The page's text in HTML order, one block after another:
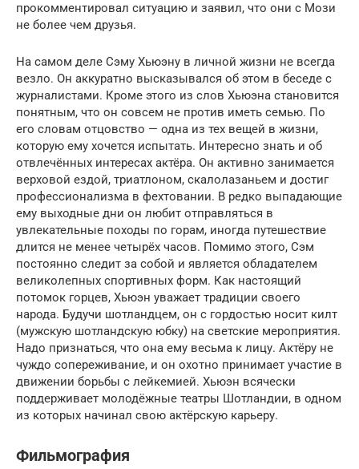
прокомментировал ситуацию и заявил, что они с Мози
не более чем друзья.
На самом деле Сэму Хьюэну в личной жизни не всегда
везло. Он аккуратно высказывался об этом в беседе с
журналистами. Кроме этого из слов Хьюэна становится
понятным, что он совсем не против иметь семью. По
его словам отцовство — одна из тех вещей в жизни,
которую ему хочется испытать. Интересно знать и об
отвлечённых интересах актёра. Он активно занимается
верховой ездой, триатлоном, скалолазаньем и достиг
профессионализма в фехтовании. В редко выпадающие
ему выходные дни он любит отправляться в
увлекательные походы по горам, иногда путешествие
длится не менее четырёх часов. Помимо этого, Сэм
постоянно следит за собой и является обладателем
великолепных спортивных форм. Как настоящий
потомок горцев, Хьюэн уважает традиции своего
народа. Будучи шотландцем, он с гордостью носит килт
(мужскую шотландскую юбку) на светские мероприятия.
Надо признаться, что она ему весьма к лицу. Актёру не
чуждо сопереживание, и он охотно принимает участие в
движении борьбы с лейкемией. Хьюэн всячески
поддерживает молодёжные театры Шотландии, в одном
из которых начинал свою актёрскую карьеру.
Фильмография